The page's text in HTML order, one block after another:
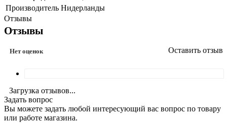
Производитель Нидерланды
Отзывы
Отзывы
Нет оценок Оставить отзыв
Загрузка отзывов...
Задать вопрос
Вы можете задать любой интересующий вас вопрос по товару
или работе магазина.